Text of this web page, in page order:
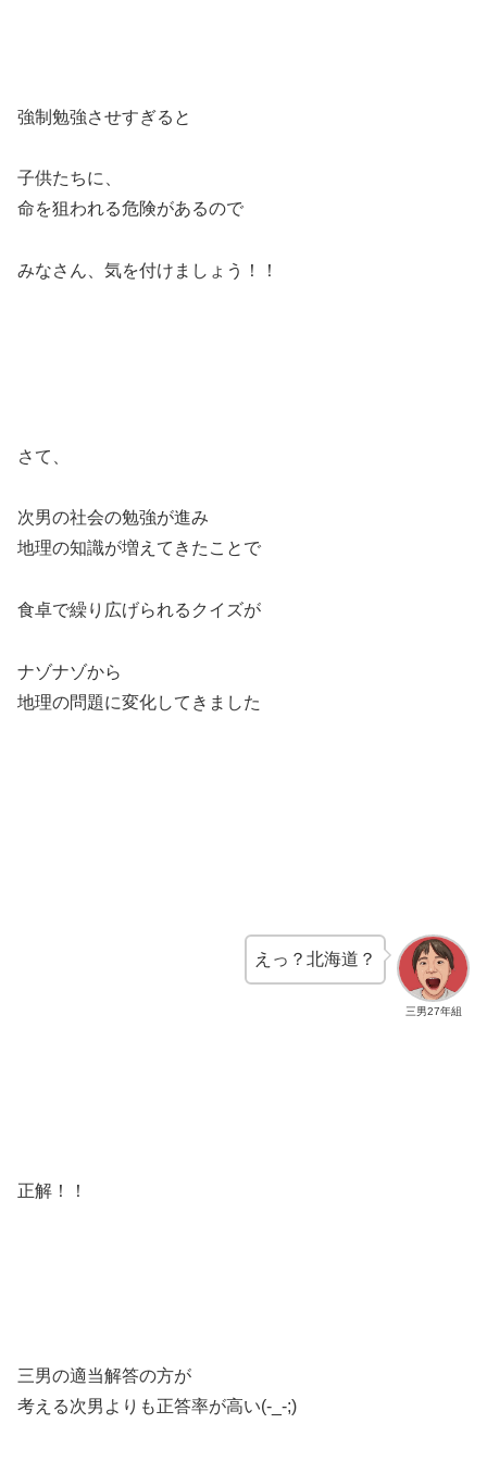
強制勉強させすぎると
子供たちに、
命を狙われる危険があるので
みなさん、気を付けましょう！！
さて、
次男の社会の勉強が進み
地理の知識が増えてきたことで
食卓で繰り広げられるクイズが
ナゾナゾから
地理の問題に変化してきました
三男27年組
えっ？北海道？
正解！！
三男の適当解答の方が
考える次男よりも正答率が高い(-_-;)